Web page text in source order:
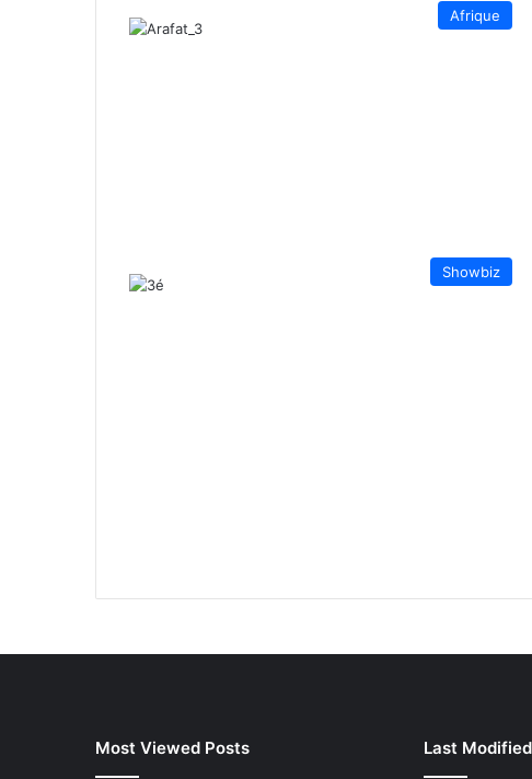
Afrique
Showbiz
Most Viewed Posts Last